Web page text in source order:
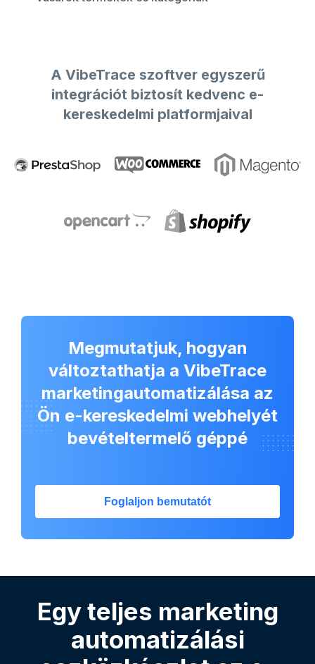
A VibeTrace szoftver egyszerű
integrációt biztosít kedvenc e-
kereskedelmi platformjaival
Megmutatjuk, hogyan
változtathatja a VibeTrace
marketingautomatizálása az
Ön e-kereskedelmi webhelyét
bevételtermelő géppé
Foglaljon bemutatót
Egy teljes marketing
automatizálási